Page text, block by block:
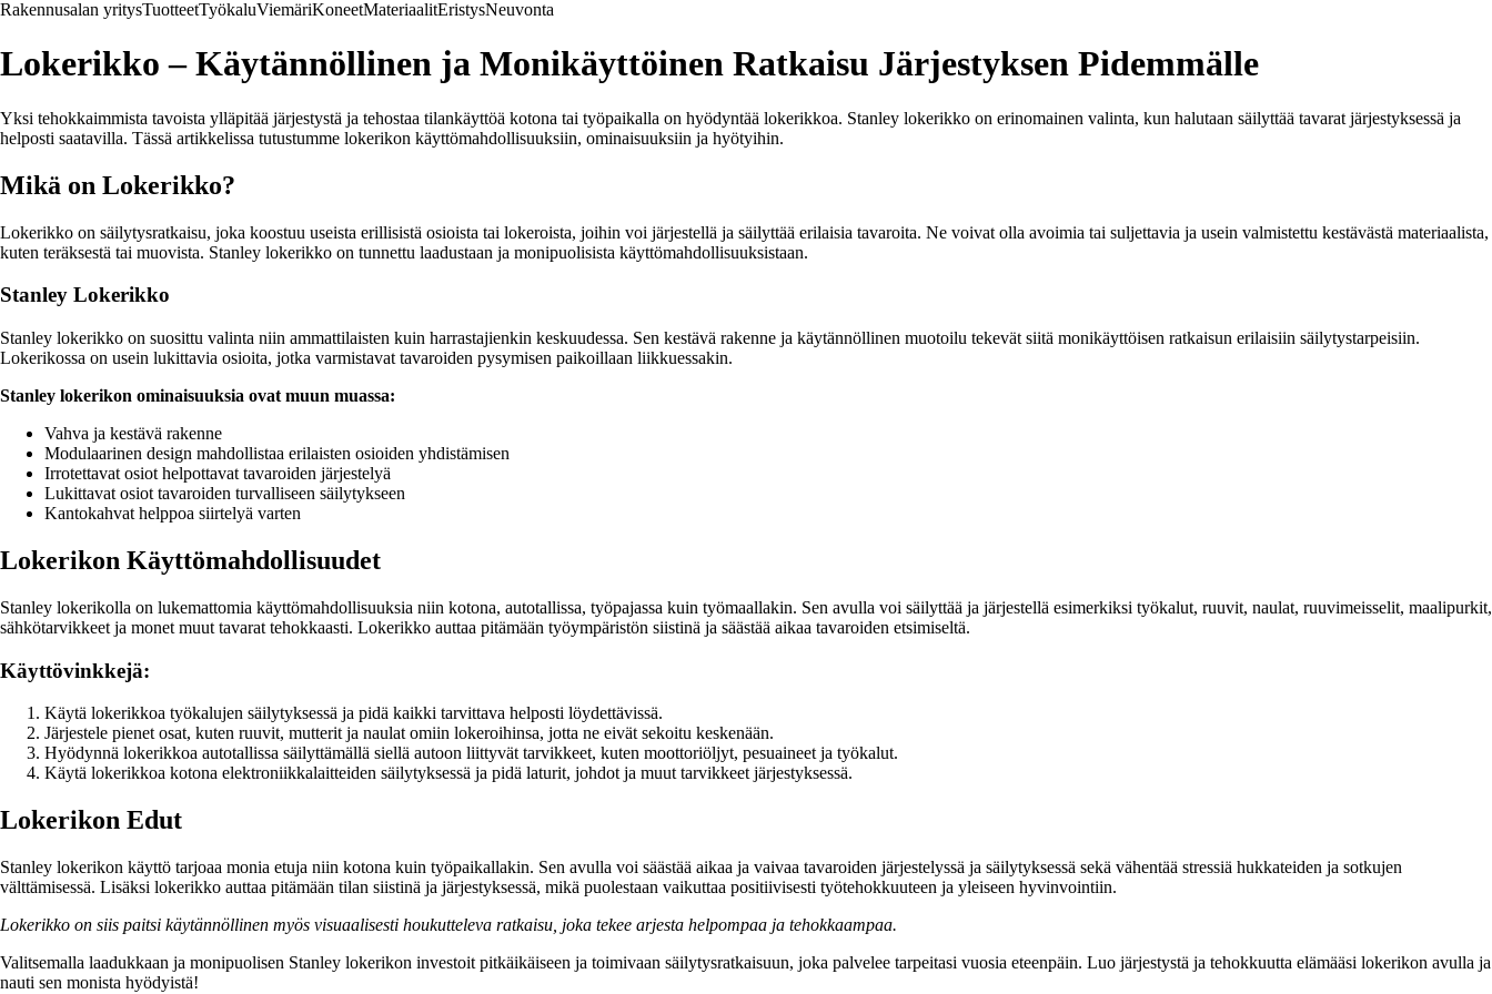
Rakennusalan yritysTuotteetTyökaluViemäriKoneetMateriaalitEristysNeuvonta
Lokerikko – Käytännöllinen ja Monikäyttöinen Ratkaisu Järjestyksen Pidemmälle
Yksi tehokkaimmista tavoista ylläpitää järjestystä ja tehostaa tilankäyttöä kotona tai työpaikalla on hyödyntää lokerikkoa. Stanley lokerikko on erinomainen valinta, kun halutaan säilyttää tavarat järjestyksessä ja
helposti saatavilla. Tässä artikkelissa tutustumme lokerikon käyttömahdollisuuksiin, ominaisuuksiin ja hyötyihin.
Mikä on Lokerikko?
Lokerikko on säilytysratkaisu, joka koostuu useista erillisistä osioista tai lokeroista, joihin voi järjestellä ja säilyttää erilaisia tavaroita. Ne voivat olla avoimia tai suljettavia ja usein valmistettu kestävästä materiaalista,
kuten teräksestä tai muovista. Stanley lokerikko on tunnettu laadustaan ja monipuolisista käyttömahdollisuuksistaan.
Stanley Lokerikko
Stanley lokerikko on suosittu valinta niin ammattilaisten kuin harrastajienkin keskuudessa. Sen kestävä rakenne ja käytännöllinen muotoilu tekevät siitä monikäyttöisen ratkaisun erilaisiin säilytystarpeisiin.
Lokerikossa on usein lukittavia osioita, jotka varmistavat tavaroiden pysymisen paikoillaan liikkuessakin.
Stanley lokerikon ominaisuuksia ovat muun muassa:
Vahva ja kestävä rakenne
Modulaarinen design mahdollistaa erilaisten osioiden yhdistämisen
Irrotettavat osiot helpottavat tavaroiden järjestelyä
Lukittavat osiot tavaroiden turvalliseen säilytykseen
Kantokahvat helppoa siirtelyä varten
Lokerikon Käyttömahdollisuudet
Stanley lokerikolla on lukemattomia käyttömahdollisuuksia niin kotona, autotallissa, työpajassa kuin työmaallakin. Sen avulla voi säilyttää ja järjestellä esimerkiksi työkalut, ruuvit, naulat, ruuvimeisselit, maalipurkit,
sähkötarvikkeet ja monet muut tavarat tehokkaasti. Lokerikko auttaa pitämään työympäristön siistinä ja säästää aikaa tavaroiden etsimiseltä.
Käyttövinkkejä:
Käytä lokerikkoa työkalujen säilytyksessä ja pidä kaikki tarvittava helposti löydettävissä.
Järjestele pienet osat, kuten ruuvit, mutterit ja naulat omiin lokeroihinsa, jotta ne eivät sekoitu keskenään.
Hyödynnä lokerikkoa autotallissa säilyttämällä siellä autoon liittyvät tarvikkeet, kuten moottoriöljyt, pesuaineet ja työkalut.
Käytä lokerikkoa kotona elektroniikkalaitteiden säilytyksessä ja pidä laturit, johdot ja muut tarvikkeet järjestyksessä.
Lokerikon Edut
Stanley lokerikon käyttö tarjoaa monia etuja niin kotona kuin työpaikallakin. Sen avulla voi säästää aikaa ja vaivaa tavaroiden järjestelyssä ja säilytyksessä sekä vähentää stressiä hukkateiden ja sotkujen
välttämisessä. Lisäksi lokerikko auttaa pitämään tilan siistinä ja järjestyksessä, mikä puolestaan vaikuttaa positiivisesti työtehokkuuteen ja yleiseen hyvinvointiin.
Lokerikko on siis paitsi käytännöllinen myös visuaalisesti houkutteleva ratkaisu, joka tekee arjesta helpompaa ja tehokkaampaa.
Valitsemalla laadukkaan ja monipuolisen Stanley lokerikon investoit pitkäikäiseen ja toimivaan säilytysratkaisuun, joka palvelee tarpeitasi vuosia eteenpäin. Luo järjestystä ja tehokkuutta elämääsi lokerikon avulla ja
nauti sen monista hyödyistä!